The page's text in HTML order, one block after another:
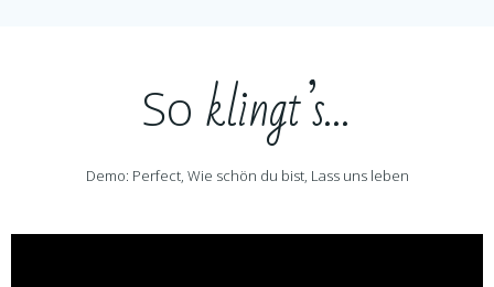
So klingt’s…
Demo: Perfect, Wie schön du bist, Lass uns leben